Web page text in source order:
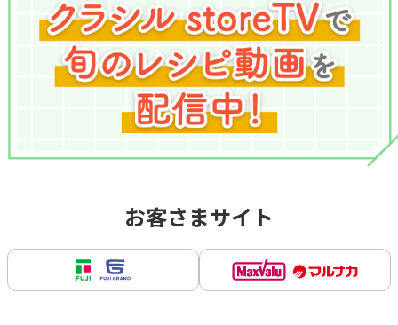
お客さまサイト